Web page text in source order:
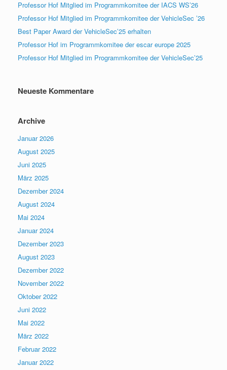
Professor Hof Mitglied im Programmkomitee der IACS WS’26
Professor Hof Mitglied im Programmkomitee der VehicleSec ’26
Best Paper Award der VehicleSec’25 erhalten
Professor Hof im Programmkomitee der escar europe 2025
Professor Hof Mitglied im Programmkomitee der VehicleSec’25
Neueste Kommentare
Archive
Januar 2026
August 2025
Juni 2025
März 2025
Dezember 2024
August 2024
Mai 2024
Januar 2024
Dezember 2023
August 2023
Dezember 2022
November 2022
Oktober 2022
Juni 2022
Mai 2022
März 2022
Februar 2022
Januar 2022